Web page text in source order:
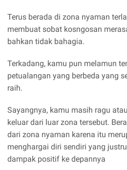
Terus berada di zona nyaman
membuat sobat kosngosan
bahkan tidak bahagia.
Terkadang, kamu pun melamun
petualangan yang berbeda yang
raih.
Sayangnya, kamu masih ragu
keluar dari luar zona tersebut.
dari zona nyaman karena itu
menghargai diri sendiri yang
dampak positif ke depannya